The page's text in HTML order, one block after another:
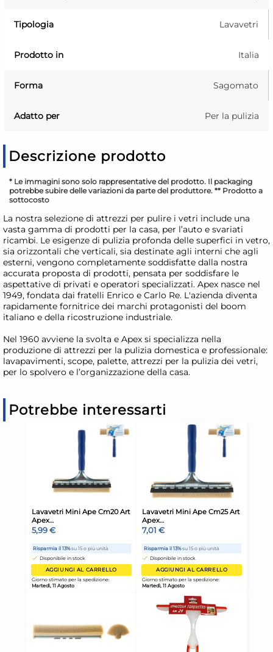
Tipologia Lavavetri
Prodotto in Italia
Forma Sagomato
Adatto per Per la pulizia
Descrizione prodotto
* Le immagini sono solo rappresentative del prodotto. Il packaging
potrebbe subire delle variazioni da parte del produttore. ** Prodotto a
sottocosto
La nostra selezione di attrezzi per pulire i vetri include una
vasta gamma di prodotti per la casa, per l’auto e svariati
ricambi. Le esigenze di pulizia profonda delle superfici in vetro,
sia orizzontali che verticali, sia destinate agli interni che agli
esterni, vengono completamente soddisfatte dalla nostra
accurata proposta di prodotti, pensata per soddisfare le
aspettative di privati e operatori specializzati. Apex nasce nel
1949, fondata dai fratelli Enrico e Carlo Re. L'azienda diventa
rapidamente fornitrice dei marchi protagonisti del boom
italiano e della ricostruzione industriale.
Nel 1960 avviene la svolta e Apex si specializza nella
produzione di attrezzi per la pulizia domestica e professionale:
lavapavimenti, scope, palette, attrezzi per la pulizia dei vetri,
per lo spolvero e l’organizzazione della casa.
Potrebbe interessarti